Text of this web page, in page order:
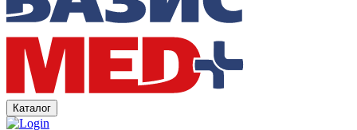
Каталог